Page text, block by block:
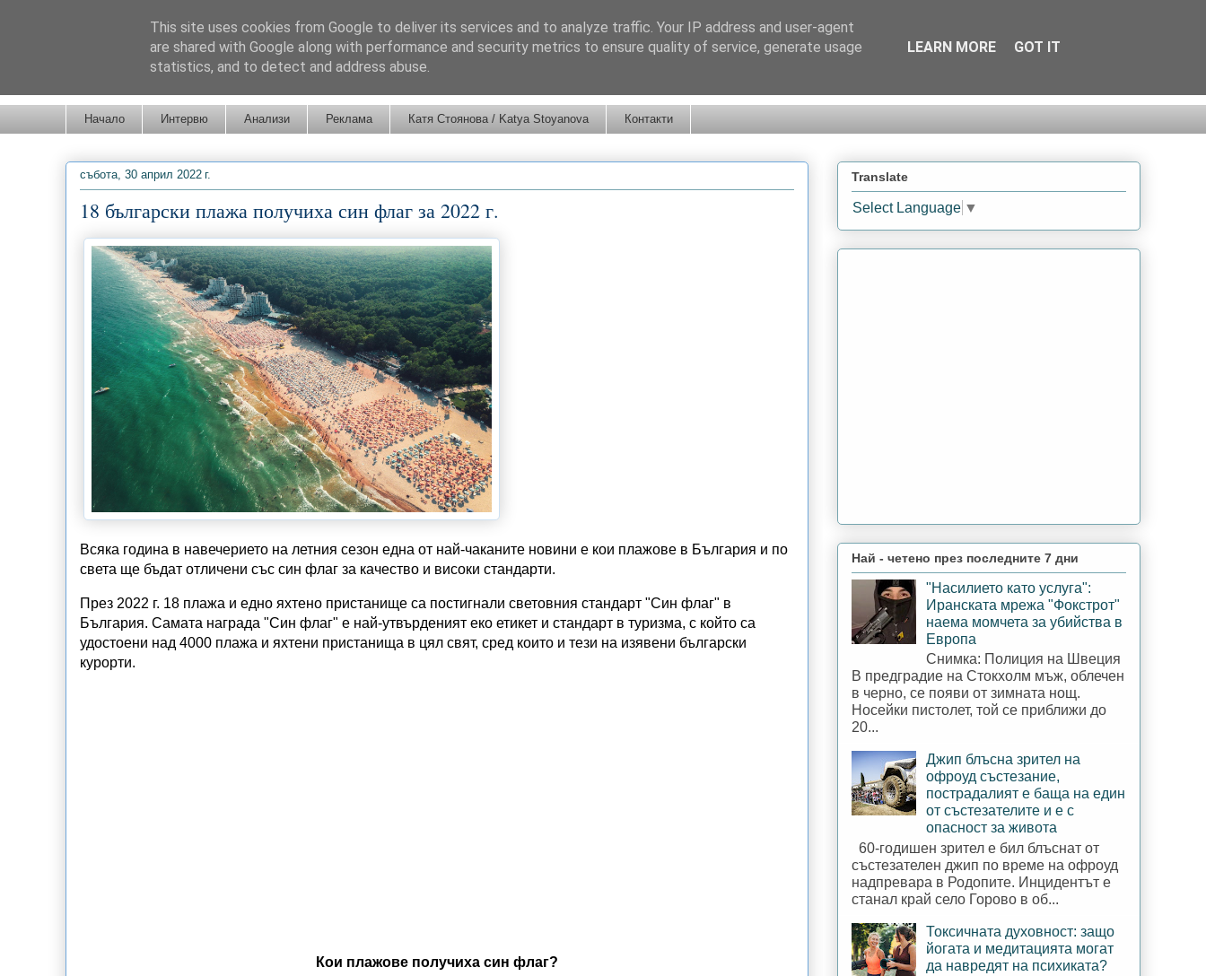
Начало Интервю Анализи Реклама Катя Стоянова / Katya Stoyanova Контакти
събота, 30 април 2022 г.
18 български плажа получиха син флаг за 2022 г.
Всяка година в навечерието на летния сезон една от най-чаканите новини е кои плажове в България и по
света ще бъдат отличени със син флаг за качество и високи стандарти.
През 2022 г. 18 плажа и едно яхтено пристанище са постигнали световния стандарт "Син флаг" в
България. Самата награда "Син флаг" е най-утвърденият еко етикет и стандарт в туризма, с който са
удостоени над 4000 плажа и яхтени пристанища в цял свят, сред които и тези на изявени български
курорти.
Кои плажове получиха син флаг?
Translate
Select Language ▼
Най - четено през последните 7 дни
"Насилието като услуга":
Иранската мрежа "Фокстрот"
наема момчета за убийства в
Европа
Снимка: Полиция на Швеция
В предградие на Стокхолм мъж, облечен
в черно, се появи от зимната нощ.
Носейки пистолет, той се приближи до
20...
Джип блъсна зрител на
офроуд състезание,
пострадалият е баща на един
от състезателите и е с
опасност за живота
60-годишен зрител е бил блъснат от
състезателен джип по време на офроуд
надпревара в Родопите. Инцидентът е
станал край село Горово в об...
Токсичната духовност: защо
йогата и медитацията могат
да навредят на психиката?
This site uses cookies from Google to deliver its services and to analyze traffic. Your IP address and user-agent
are shared with Google along with performance and security metrics to ensure quality of service, generate usage
statistics, and to detect and address abuse.
LEARN MORE GOT IT